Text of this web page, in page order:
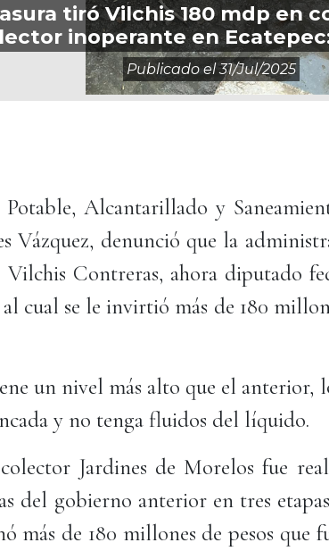
tiró Vilchis 180 mdp en
inoperante en
Publicado el31/jul/2025
Alcantarillado y
Vázquez, denunció que la
Vilchis Contreras, ahora diputado
cual se le invirtió más de 180
un nivel más alto que el anterior,
y no tenga fluidos del líquido.
Jardines de Morelos fue
del gobierno anterior en tres
más de 180 millones de pesos que